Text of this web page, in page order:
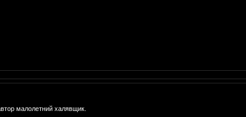
малолетний халявщик.